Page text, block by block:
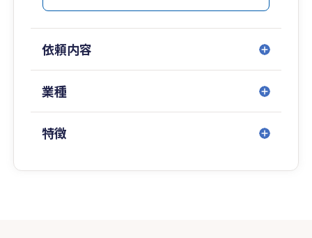
依頼内容
業種
特徴